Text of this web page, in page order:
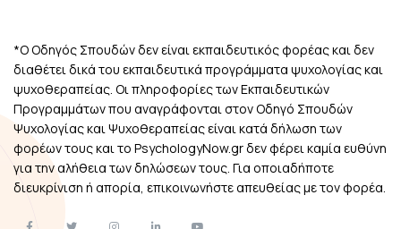
*Ο Οδηγός Σπουδών δεν είναι εκπαιδευτικός φορέας και δεν
διαθέτει δικά του εκπαιδευτικά προγράμματα ψυχολογίας και
ψυχοθεραπείας. Οι πληροφορίες των Εκπαιδευτικών
Προγραμμάτων που αναγράφονται στον Οδηγό Σπουδών
Ψυχολογίας και Ψυχοθεραπείας είναι κατά δήλωση των
φορέων τους και το PsychologyNow.gr δεν φέρει καμία ευθύνη
για την αλήθεια των δηλώσεων τους. Για οποιαδήποτε
διευκρίνιση ή απορία, επικοινωνήστε απευθείας με τον φορέα.